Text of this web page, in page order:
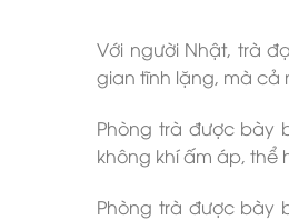
Với người Nhật, trà
gian tĩnh lặng, mà cả
Phòng trà được bày
không khí ấm áp, thể
Phòng trà được bày